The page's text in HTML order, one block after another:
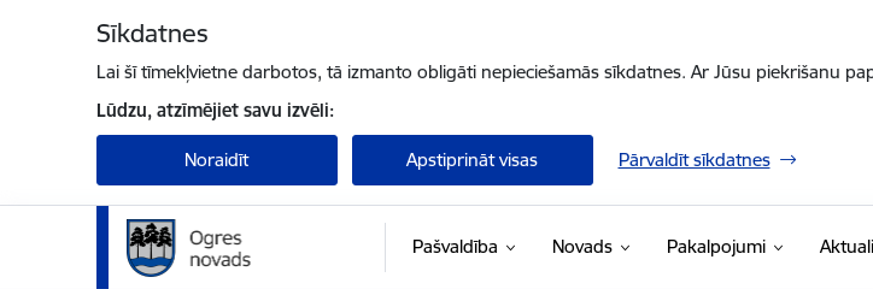
Sīkdatnes
Lai šī tīmekļvietne darbotos, tā izmanto obligāti nepieciešamās sīkdatnes. Ar Jūsu piekrišanu
Lūdzu, atzīmējiet savu izvēli:
Noraidīt Apstiprināt visas Pārvaldīt sīkdatnes
Pašvaldība Novads Pakalpojumi